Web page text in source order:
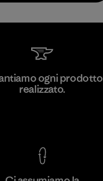
Headgear Company
- Chau Duc
ogni prodotto
realizzato.